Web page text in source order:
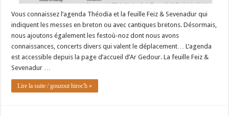
Vous connaissez l’agenda Théodia et la feuille Feiz & Sevenadur qui
indiquent les messes en breton ou avec cantiques bretons. Désormais,
nous ajoutons également les festoù-noz dont nous avons
connaissances, concerts divers qui valent le déplacement… L’agenda
est accessible depuis la page d’accueil d’Ar Gedour. La feuille Feiz &
Sevenadur …
Lire la suite / gouzout hiroc'h »